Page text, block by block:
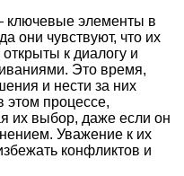
ключевые элементы в
они чувствуют, что их
к диалогу и
Это время,
и нести за них
этом процессе,
их выбор, даже если он
Уважение к их
конфликтов и